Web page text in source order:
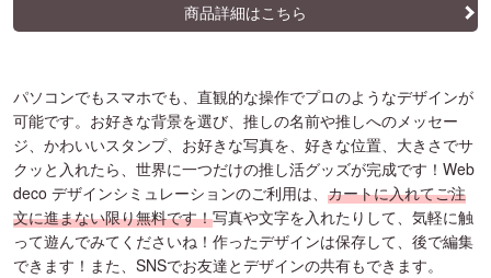
商品詳細はこちら
パソコンでもスマホでも、直観的な操作でプロのようなデザインが
可能です。お好きな背景を選び、推しの名前や推しへのメッセー
ジ、かわいいスタンプ、お好きな写真を、好きな位置、大きさでサ
クッと入れたら、世界に一つだけの推し活グッズが完成です！Web
deco デザインシミュレーションのご利用は、 カートに入れてご注
文に進まない限り無料です！写真や文字を入れたりして、気軽に触
って遊んでみてくださいね！作ったデザインは保存して、後で編集
できます！また、SNSでお友達とデザインの共有もできます。